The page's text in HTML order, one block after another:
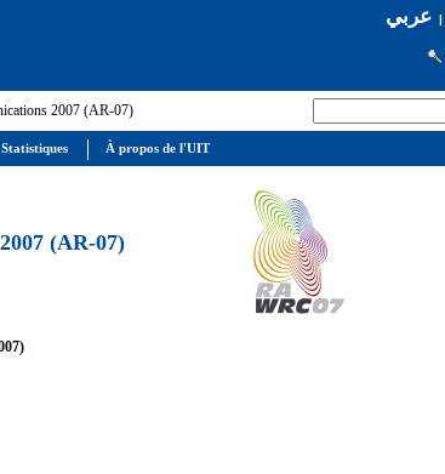
عربي|
2007 (AR-07)
(AR-07)
Statistiques À propos de l'UIT